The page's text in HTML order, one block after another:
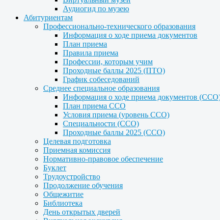
Аудиогид по музею
Абитуриентам
Профессионально-технического образования
Информация о ходе приема документов
План приема
Правила приема
Профессии, которым учим
Проходные баллы 2025 (ПТО)
График собеседований
Среднее специальное образования
Информация о ходе приема документов
План приема ССО
Условия приема (уровень ССО)
Специальности (ССО)
Проходные баллы 2025 (ССО)
Целевая подготовка
Приемная комиссия
Нормативно-правовое обеспечение
Буклет
Трудоустройство
Продолжение обучения
Общежитие
Библиотека
День открытых дверей